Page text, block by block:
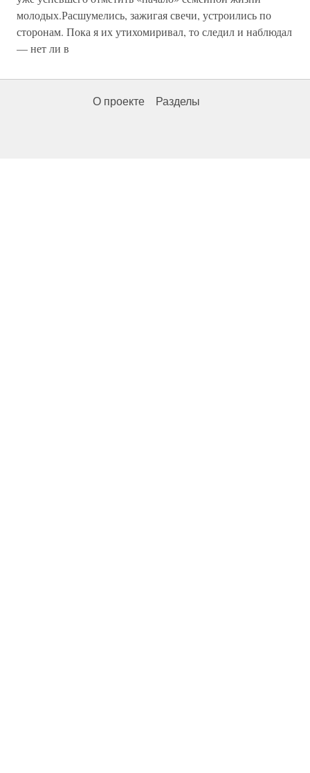
молодых.Расшумелись, зажигая свечи, устроились по
сторонам. Пока я их утихомиривал, то следил и наблюдал
— нет ли в
О проекте Разделы